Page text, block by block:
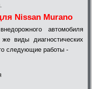
Nissan Murano
автомобиля
виды диагностических
следующие работы -